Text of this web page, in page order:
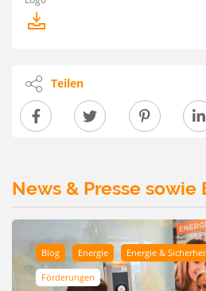
Teilen
News & Presse
Blog Energie Energie &
Förderungen